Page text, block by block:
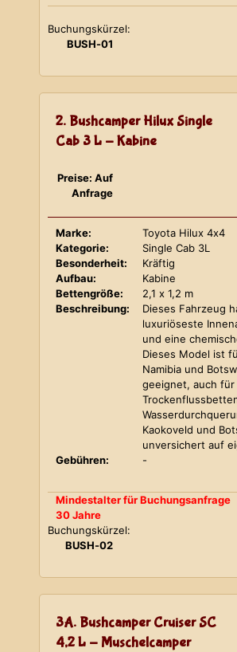
Buchungskürzel:
BUSH-01
2. Bushcamper Hilux Single
Cab 3 L - Kabine
Preise: Auf
Anfrage
Marke:
Toyota Hilux 4x4
Kategorie:
Single Cab 3L
Besonderheit:
Kräftig
Aufbau:
Kabine
Bettengröße:
2,1 x 1,2 m
Beschreibung:
Dieses Fahrzeug
luxuriöseste
und eine
Dieses Model ist
Namibia und
geeignet, auch für
Kaokoveld und
unversichert auf
Gebühren:
-
Mindestalter für Buchungsanfrage
30 Jahre
Buchungskürzel:
BUSH-02
3A. Bushcamper Cruiser SC
4,2 L - Muschelcamper